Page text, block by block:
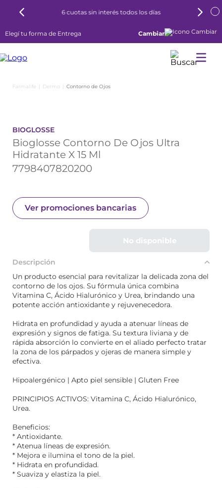
6 cuotas sin interés todos los días
Elegí tu forma de Entrega Cambiar
Dermo Contorno de Ojos
BIOGLOSSE
Bioglosse Contorno De Ojos Ultra
Hidratante X 15 Ml
7798407820200
Ver promociones bancarias
No disponible
Descripción
Un producto esencial para revitalizar la delicada zona del
contorno de los ojos. Su fórmula única combina
Vitamina C, Ácido Hialurónico y Urea, brindando una
potente acción antioxidante y rejuvenecedora.
Hidrata en profundidad y ayuda a atenuar líneas de
expresión y signos de fatiga. Su textura liviana y de
rápida absorción lo convierte en el aliado perfecto tratar
la zona de los párpados y ojeras de manera simple y
efectiva.
Hipoalergénico | Apto piel sensible | Gluten Free
PRINCIPIOS ACTIVOS: Vitamina C, Ácido Hialurónico,
Urea.
Beneficios:
* Antioxidante.
* Atenua líneas de expresión.
* Mejora e ilumina el tono de la piel.
* Hidrata en profundidad.
* Suaviza y elastiza la piel.